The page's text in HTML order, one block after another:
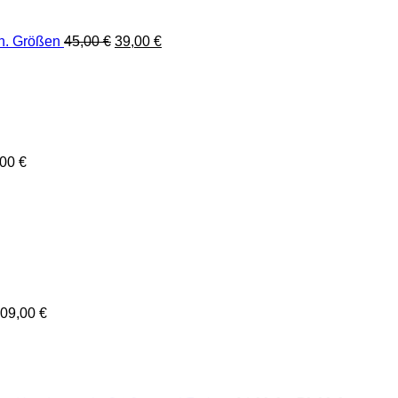
Größen 45,00€ Ursprünglicher
39,00 €Aktueller
€
€